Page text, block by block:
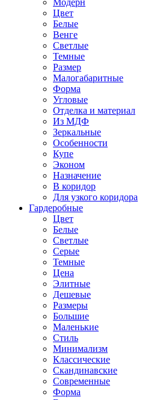
Модерн
Цвет
Белые
Венге
Светлые
Темные
Размер
Малогабаритные
Форма
Угловые
Отделка и материал
Из МДФ
Зеркальные
Особенности
Купе
Эконом
Назначение
В коридор
Для узкого коридора
Гардеробные
Цвет
Белые
Светлые
Серые
Темные
Цена
Элитные
Дешевые
Размеры
Большие
Маленькие
Стиль
Минимализм
Классические
Скандинавские
Современные
Форма